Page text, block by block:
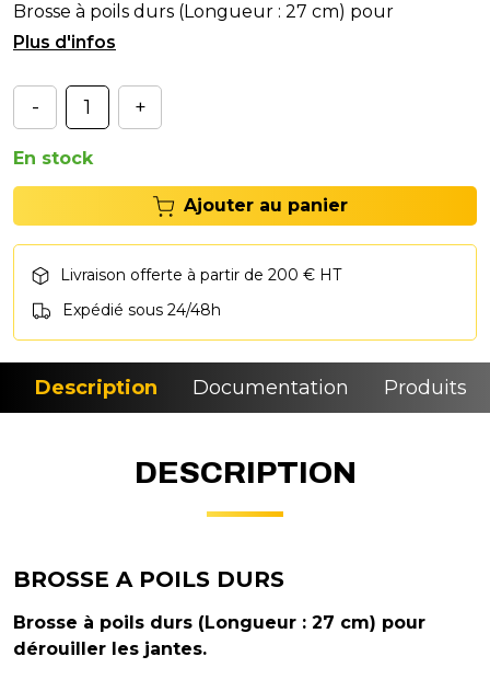
Brosse à poils durs (Longueur : 27 cm) pour
dérouiller les jantes.
- +
En stock
Ajouter au panier
Livraison offerte à partir de 200 € HT
Expédié sous 24/48h
Description Documentation Produits
DESCRIPTION
BROSSE A POILS DURS
Brosse à poils durs (Longueur : 27 cm) pour
dérouiller les jantes.